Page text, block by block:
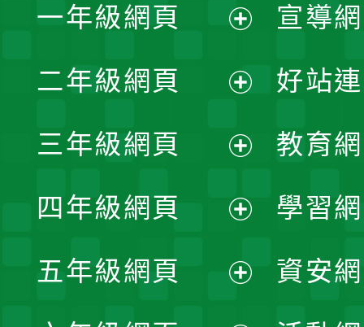
一年級網頁
開
選
單
二年級網頁
開
選
單
三年級網頁
開
選
四年級網頁
開
五年級網頁
宣導
好站
教育
學習
資安